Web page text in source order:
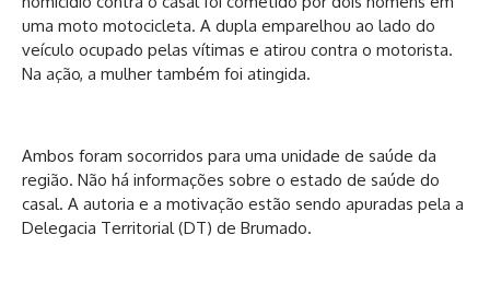
uma moto motocicleta. A dupla emparelhou ao lado do
veículo ocupado pelas vítimas e atirou contra o motorista.
Na ação, a mulher também foi atingida.
Ambos foram socorridos para uma unidade de saúde da
região. Não há informações sobre o estado de saúde do
casal. A autoria e a motivação estão sendo apuradas pela a
Delegacia Territorial (DT) de Brumado.